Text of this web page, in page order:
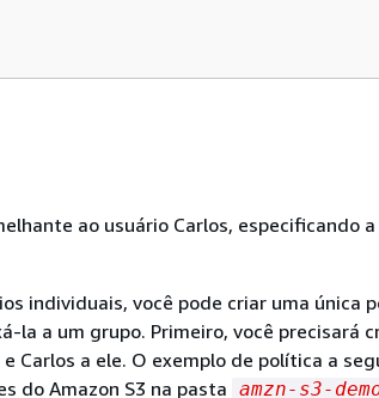
ao usuário Carlos, especificando
individuais, você pode criar uma única
la a um grupo. Primeiro, você precisará
Carlos a ele. O exemplo de política a
do Amazon S3 na pasta amzn-s3-